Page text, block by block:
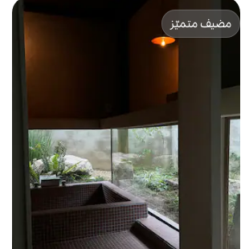
مضيف متميّز
مضيف متميّز